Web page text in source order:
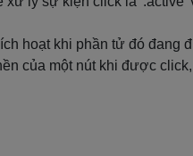
hoạt khi phần tử đó đang
của một nút khi được